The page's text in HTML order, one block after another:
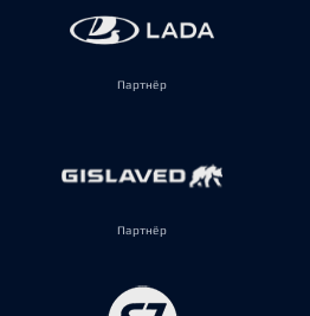
Партнёр
Партнёр